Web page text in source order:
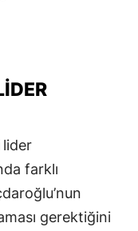
farklı
gerektiğini